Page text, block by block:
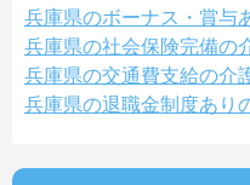
兵庫県のボーナス・賞与
兵庫県の社会保険完備の
兵庫県の交通費支給の介
兵庫県の退職金制度あり